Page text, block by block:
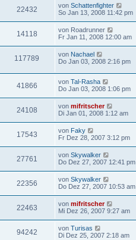
22432 von Schattenfighter
So Jan 13, 2008 11:42 pm
14118 von Roadrunner
Fr Jan 11, 2008 12:00 am
117789 von Nachael
Do Jan 03, 2008 2:16 pm
41866 von Tal-Rasha
Do Jan 03, 2008 1:06 pm
24108 von mifritscher
Di Jan 01, 2008 1:12 am
17543 von Faky
Fr Dez 28, 2007 3:12 pm
27761 von Skywalker
Do Dez 27, 2007 12:41 pm
22356 von Skywalker
Do Dez 27, 2007 10:53 am
22463 von mifritscher
Mi Dez 26, 2007 9:27 am
94242 von Turisas
Di Dez 25, 2007 2:18 am